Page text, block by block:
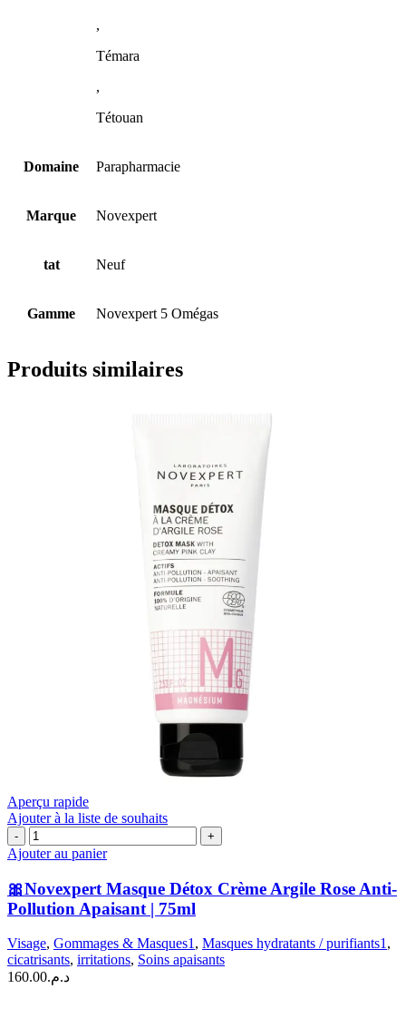
,
Témara
,
Tétouan
Domaine Parapharmacie
Marque Novexpert
tat Neuf
Gamme Novexpert 5 Omégas
Produits similaires
Aperçu rapide
Ajouter à la liste de souhaits
quantité
de
Novexpert
Masque
Détox
Argile
Rose
Anti-
Ajouter au panier
🎀Novexpert Masque Détox Crème Argile Rose Anti-
Pollution Apaisant | 75ml
Visage, Gommages & Masques1 , Masques hydratants / purifiants1 ,
cicatrisants, irritations, Soins apaisants
د.م.160.00